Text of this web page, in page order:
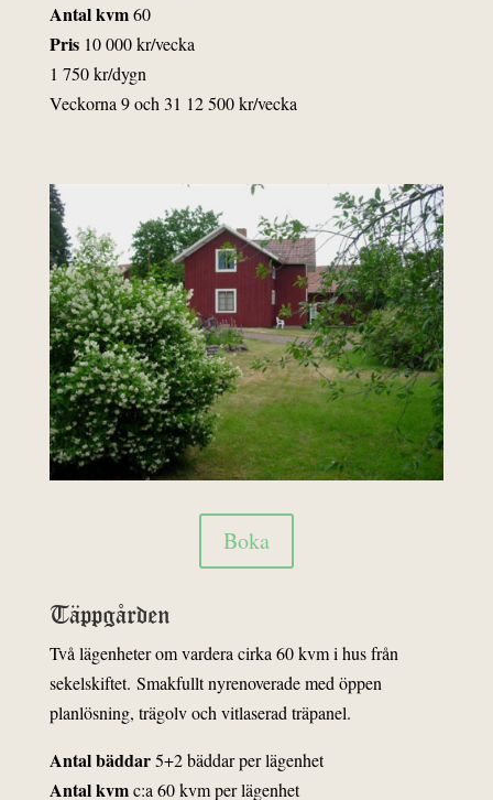
Antal kvm60
Pris 10 000 kr/vecka
1 750 kr/dygn
Veckorna 9 och 31 12 500 kr/vecka
Boka
Täppgården
Två lägenheter om vardera cirka 60 kvm i hus från
sekelskiftet. Smakfullt nyrenoverade med öppen
planlösning, trägolv och vitlaserad träpanel.
Antal bäddar5+2 bäddar per lägenhet
Antal kvmc:a 60 kvm per lägenhet